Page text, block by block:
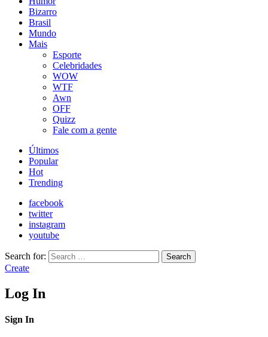
Bizarro
Brasil
Mundo
Mais
Esporte
Celebridades
WOW
WTF
Awn
OFF
Quizz
Fale com a gente
Últimos
Popular
Hot
Trending
facebook
twitter
instagram
youtube
Search for: Search
Create
Log In
Sign In